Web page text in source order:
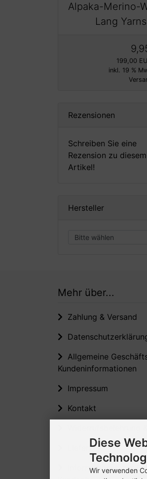
Alpaka-Merino-
Lang Yarns
199,00
inkl. 19 %
Rezensionen
Schreiben Sie eine
Rezension zu diesem
Artikel!
Hersteller
Mehr über...
Zahlung & Versand
Allgemeine
Kundeninformationen
Impressum
Kontakt
Lieferzeit
Informationen zur
Diese
Wir verwenden